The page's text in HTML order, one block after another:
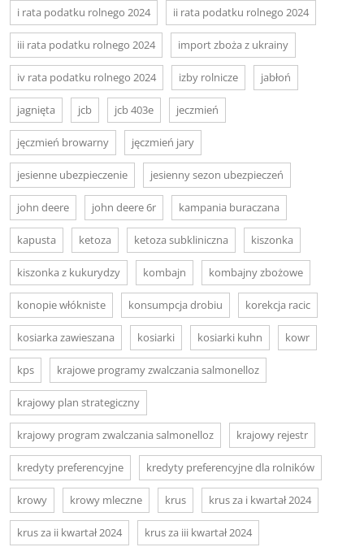
i rata podatku rolnego 2024 ii rata podatku rolnego 2024
iii rata podatku rolnego 2024 import zboża z ukrainy
iv rata podatku rolnego 2024 izby rolnicze jabłoń
jagnięta jcb jcb 403e jeczmień
jęczmień browarny jęczmień jary
jesienne ubezpieczenie jesienny sezon ubezpieczeń
john deere john deere 6r kampania buraczana
kapusta ketoza ketoza subkliniczna kiszonka
kiszonka z kukurydzy kombajn kombajny zbożowe
konopie włókniste konsumpcja drobiu korekcja racic
kosiarka zawieszana kosiarki kosiarki kuhn kowr
kps krajowe programy zwalczania salmonelloz
krajowy plan strategiczny
krajowy program zwalczania salmonelloz krajowy rejestr
kredyty preferencyjne kredyty preferencyjne dla rolników
krowy krowy mleczne krus krus za i kwartał 2024
krus za ii kwartał 2024 krus za iii kwartał 2024